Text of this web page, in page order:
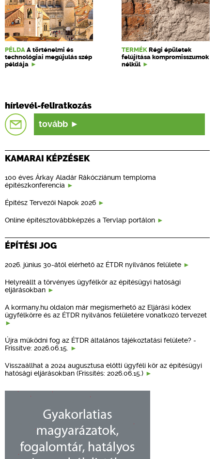
PÉLDA A történelmi és
technológiai megújulás szép
példája
TERMÉK Régi épületek
felújítása kompromisszumok
nélkül
hírlevél-feliratkozás
tovább
KAMARAI KÉPZÉSEK
100 éves Árkay Aladár Rákócziánum temploma
építészkonferencia
Építész Tervezői Napok 2026
Online építésztovábbképzés a Tervlap portálon
ÉPÍTÉSI JOG
2026. június 30-ától elérhető az ÉTDR nyilvános felülete
Helyreállt a törvényes ügyfélkör az építésügyi hatósági
eljárásokban
A kormany.hu oldalon már megismerhető az Eljárási kódex
ügyfélkörre és az ÉTDR nyilvános felületére vonatkozó tervezet
Újra működni fog az ÉTDR általános tájékoztatási felülete? -
Frissítve: 2026.06.15.
Visszaállhat a 2024 augusztusa előtti ügyféli kör az építésügyi
hatósági eljárásokban (Frissítés: 2026.06.15.)